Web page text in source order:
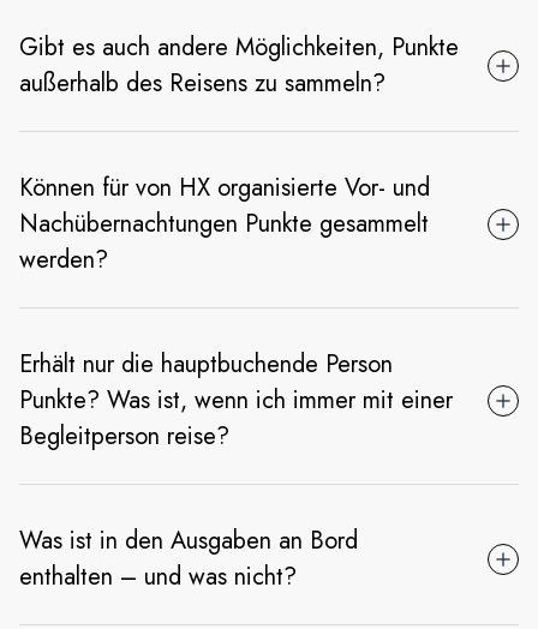
Gibt es auch andere Möglichkeiten, Punkte
außerhalb des Reisens zu sammeln?
Können für von HX organisierte Vor- und
Nachübernachtungen Punkte gesammelt
werden?
Erhält nur die hauptbuchende Person
Punkte? Was ist, wenn ich immer mit einer
Begleitperson reise?
Was ist in den Ausgaben an Bord
enthalten – und was nicht?